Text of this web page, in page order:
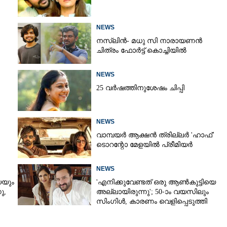
NEWS
നസ്ലിൻ- മധു സി നാരായണൻ
ചിത്രം ഫോർട്ട് കൊച്ചിയിൽ
NEWS
25 വർഷത്തിനുശേഷം ചിപ്പി
NEWS
വാമ്പയർ ആക്ഷൻ ത്രില്ലർ 'ഹാഫ്'
ടൊറന്റോ മേളയിൽ പ്രീമിയർ
NEWS
'എനിക്കുവേണ്ടത് ഒരു ആൺകുട്ടിയെ
അല്ലായിരുന്നു'; 50-ാം വയസിലും
സിംഗിൾ, കാരണം വെളിപ്പെടുത്തി
ഒരാൾക്ക്